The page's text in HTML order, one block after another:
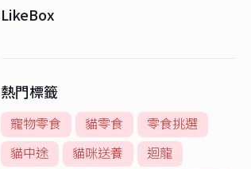
LikeBox
熱門標籤
寵物零食 貓零食
零食挑選
貓中途
貓咪送養
迴龍